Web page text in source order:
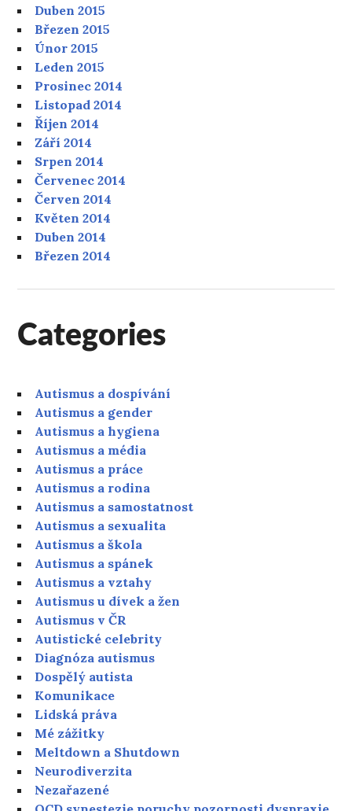
Duben 2015
Březen 2015
Únor 2015
Leden 2015
Prosinec 2014
Listopad 2014
Říjen 2014
Září 2014
Srpen 2014
Červenec 2014
Červen 2014
Květen 2014
Duben 2014
Březen 2014
Categories
Autismus a dospívání
Autismus a gender
Autismus a hygiena
Autismus a média
Autismus a práce
Autismus a rodina
Autismus a samostatnost
Autismus a sexualita
Autismus a škola
Autismus a spánek
Autismus a vztahy
Autismus u dívek a žen
Autismus v ČR
Autistické celebrity
Diagnóza autismus
Dospělý autista
Komunikace
Lidská práva
Mé zážitky
Meltdown a Shutdown
Neurodiverzita
Nezařazené